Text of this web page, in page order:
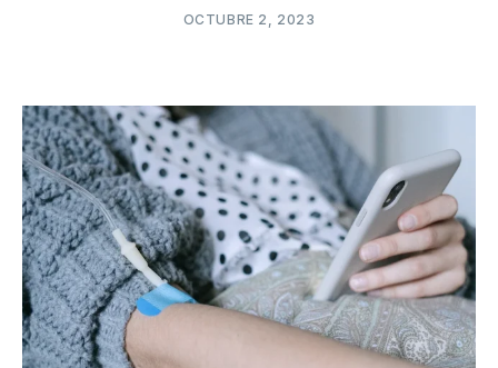
OCTUBRE 2, 2023